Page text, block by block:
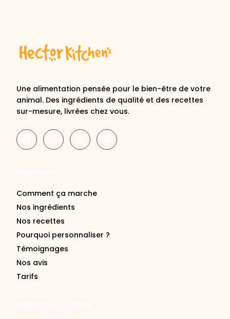
Une alimentation pensée pour le bien-être de votre
animal. Des ingrédients de qualité et des recettes
sur-mesure, livrées chez vous.
Comment ça marche
Nos ingrédients
Nos recettes
Pourquoi personnaliser ?
Témoignages
Nos avis
Tarifs